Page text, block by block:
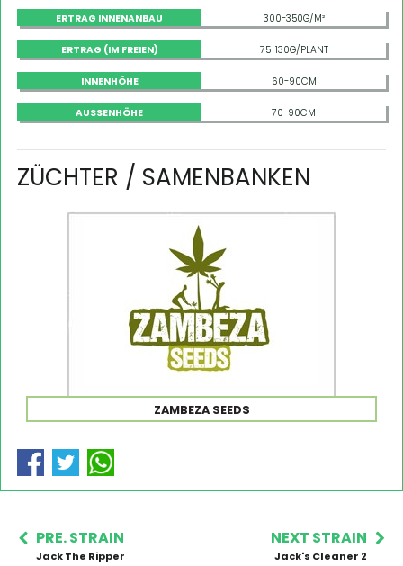
ERTRAG INNENANBAU 300-350G/M²
ERTRAG (IM FREIEN) 75-130G/PLANT
INNENHÖHE 60-90CM
AUSSENHÖHE 70-90CM
ZÜCHTER / SAMENBANKEN
ZAMBEZA SEEDS
PRE. STRAIN
Jack The Ripper
NEXT STRAIN
Jack's Cleaner 2